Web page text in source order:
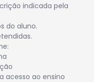
indicada pela
do aluno.
acesso ao ensino